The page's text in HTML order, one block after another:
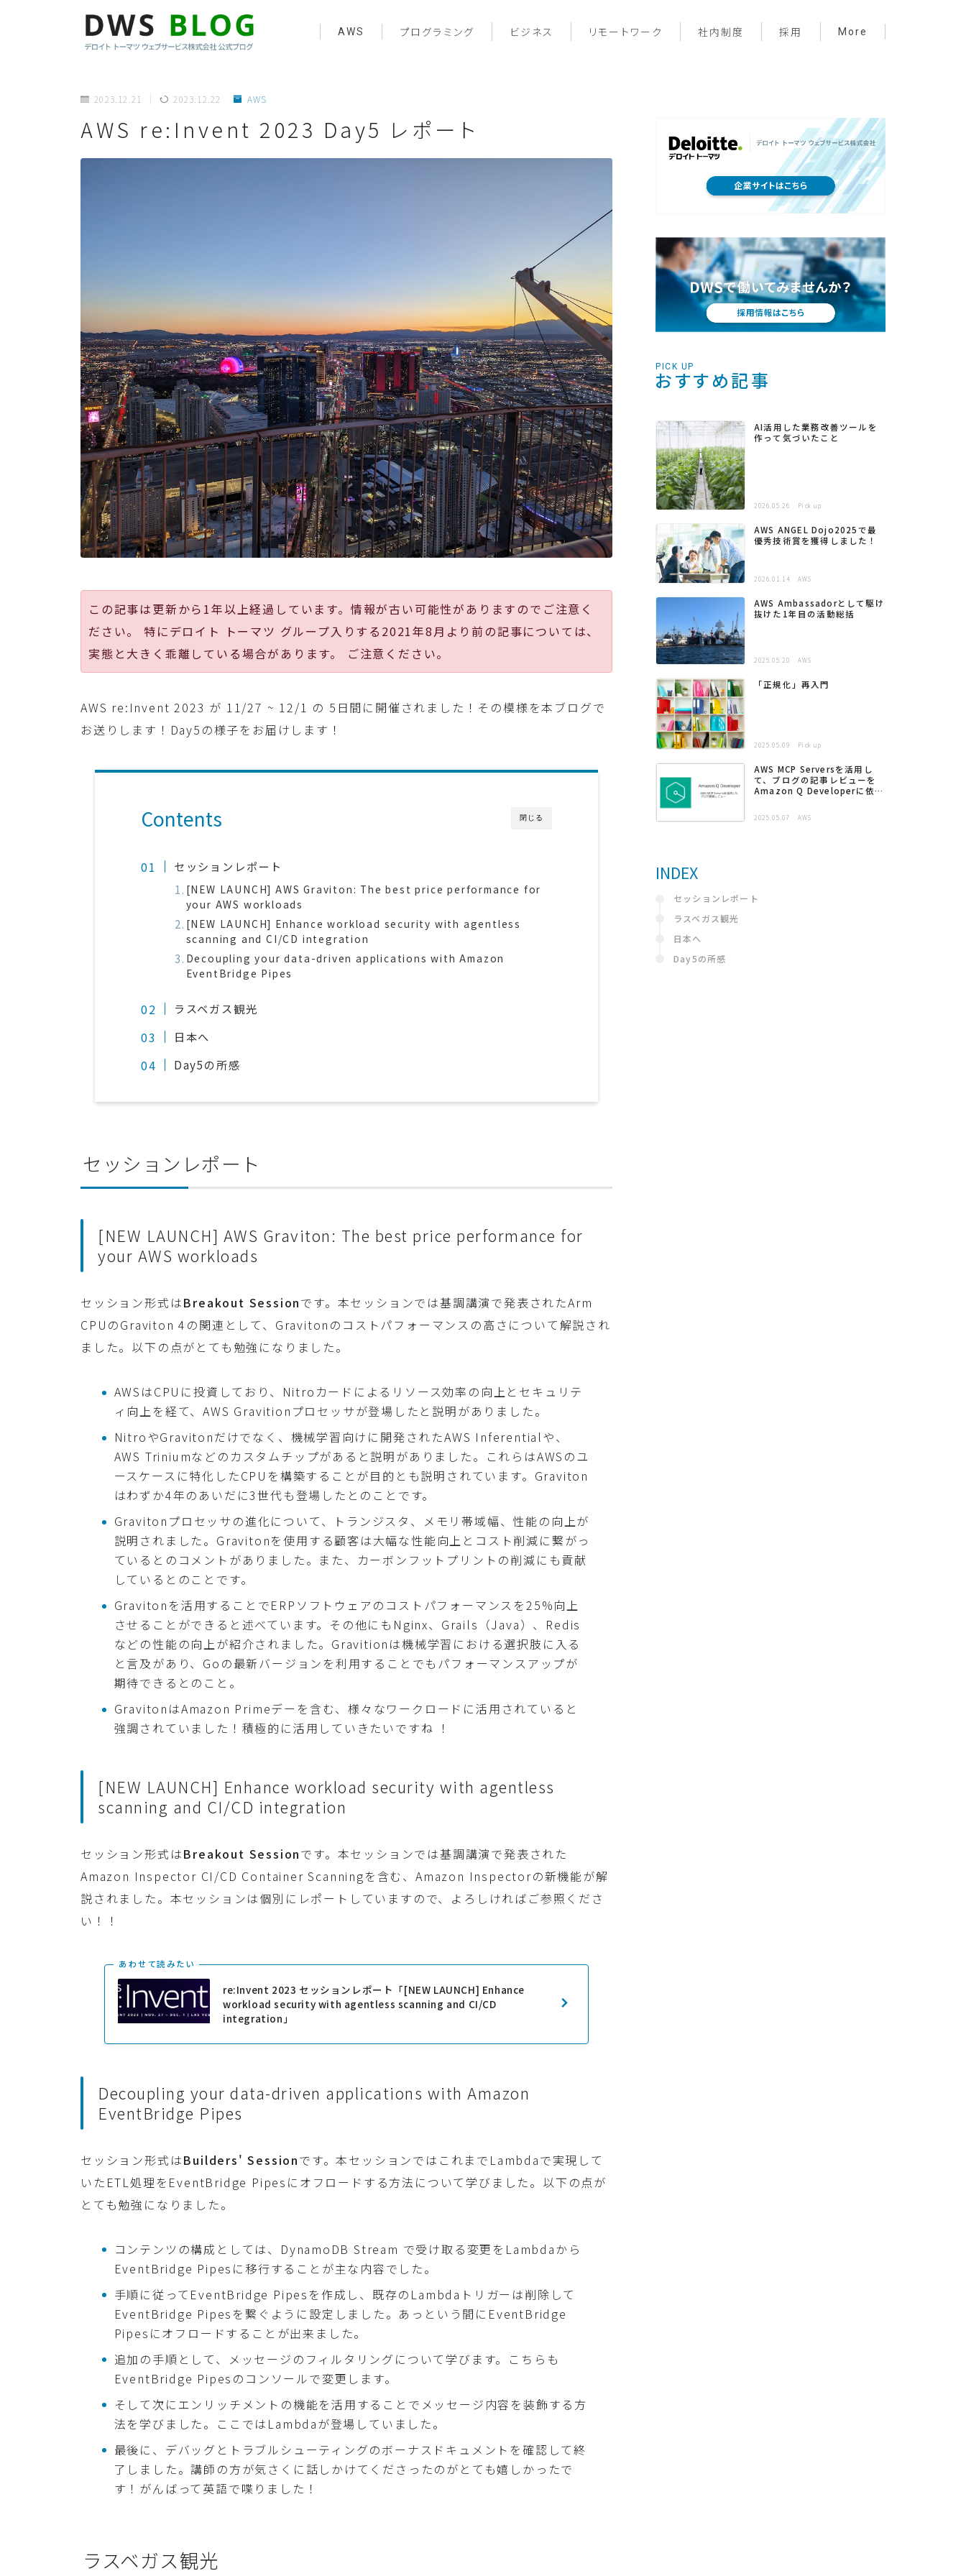
AWS プログラミング ビジネス リモートワーク 社内制度 採用 More
サーバーレス
プライベート
メンバー紹介
2023.12.21 2023.12.22 AWS
AWS re:Invent 2023 Day5 レポート
この記事は更新から1年以上経過しています。情報が古い可能性がありますのでご注意く
ださい。 特にデロイト トーマツ グループ入りする2021年8月より前の記事については、
実態と大きく乖離している場合があります。 ご注意ください。
AWS re:Invent 2023 が 11/27 ~ 12/1 の 5日間に開催されました！その模様を本ブログで
お送りします！Day5の様子をお届けします！
閉じる
Contents
セッションレポート
[NEW LAUNCH] AWS Graviton: The best price performance for
your AWS workloads
[NEW LAUNCH] Enhance workload security with agentless
scanning and CI/CD integration
Decoupling your data-driven applications with Amazon
EventBridge Pipes
ラスベガス観光
日本へ
Day5の所感
セッションレポート
[NEW LAUNCH] AWS Graviton: The best price performance for
your AWS workloads
セッション形式はBreakout Sessionです。本セッションでは基調講演で発表されたArm
CPUのGraviton 4の関連として、Gravitonのコストパフォーマンスの高さについて解説され
ました。以下の点がとても勉強になりました。
AWSはCPUに投資しており、Nitroカードによるリソース効率の向上とセキュリテ
ィ向上を経て、AWS Gravitionプロセッサが登場したと説明がありました。
NitroやGravitonだけでなく、機械学習向けに開発されたAWS Inferentialや、
AWS Triniumなどのカスタムチップがあると説明がありました。これらはAWSのユ
ースケースに特化したCPUを構築することが目的とも説明されています。Graviton
はわずか4年のあいだに3世代も登場したとのことです。
Gravitonプロセッサの進化について、トランジスタ、メモリ帯域幅、性能の向上が
説明されました。Gravitonを使用する顧客は大幅な性能向上とコスト削減に繋がっ
ているとのコメントがありました。また、カーボンフットプリントの削減にも貢献
しているとのことです。
Gravitonを活用することでERPソフトウェアのコストパフォーマンスを25%向上
させることができると述べています。その他にもNginx、Grails（Java）、Redis
などの性能の向上が紹介されました。Gravitionは機械学習における選択肢に入る
と言及があり、Goの最新バージョンを利用することでもパフォーマンスアップが
期待できるとのこと。
GravitonはAmazon Primeデーを含む、様々なワークロードに活用されていると
強調されていました！積極的に活用していきたいですね ！
[NEW LAUNCH] Enhance workload security with agentless
scanning and CI/CD integration
セッション形式はBreakout Sessionです。本セッションでは基調講演で発表された
Amazon Inspector CI/CD Container Scanningを含む、Amazon Inspectorの新機能が解
説されました。本セッションは個別にレポートしていますので、よろしければご参照くださ
い！！
あわせて読みたい
re:Invent 2023 セッションレポート「[NEW LAUNCH] Enhance
workload security with agentless scanning and CI/CD
integration」
Decoupling your data-driven applications with Amazon
EventBridge Pipes
セッション形式はBuilders' Sessionです。本セッションではこれまでLambdaで実現して
いたETL処理をEventBridge Pipesにオフロードする方法について学びました。以下の点が
とても勉強になりました。
コンテンツの構成としては、DynamoDB Stream で受け取る変更をLambdaから
EventBridge Pipesに移行することが主な内容でした。
手順に従ってEventBridge Pipesを作成し、既存のLambdaトリガーは削除して
EventBridge Pipesを繋ぐように設定しました。あっという間にEventBridge
Pipesにオフロードすることが出来ました。
追加の手順として、メッセージのフィルタリングについて学びます。こちらも
EventBridge Pipesのコンソールで変更します。
そして次にエンリッチメントの機能を活用することでメッセージ内容を装飾する方
法を学びました。ここではLambdaが登場していました。
最後に、デバッグとトラブルシューティングのボーナスドキュメントを確認して終
了しました。講師の方が気さくに話しかけてくださったのがとても嬉しかったで
す！がんばって英語で喋りました！
ラスベガス観光
PICK UP
おすすめ記事
AI活用した業務改善ツールを
作って気づいたこと
2026.05.26 Pick up
AWS ANGEL Dojo2025で最
優秀技術賞を獲得しました！
2026.01.14 AWS
AWS Ambassadorとして駆け
抜けた1年目の活動総括
2025.05.20 AWS
「正規化」再入門
2025.05.09 Pick up
AWS MCP Serversを活用し
て、ブログの記事レビューを
Amazon Q Developerに依頼
2025.05.07 AWS
INDEX
セッションレポート
ラスベガス観光
日本へ
Day5の所感